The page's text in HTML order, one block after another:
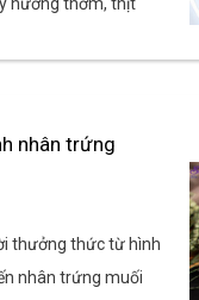
nhân trứng
thưởng thức từ hình
nhân trứng muối